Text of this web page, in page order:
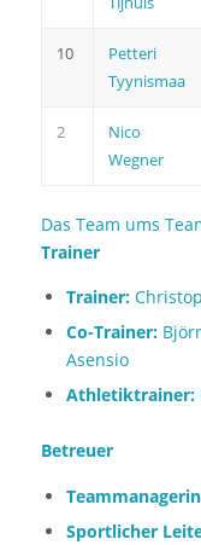
10
Petteri
Tyynismaa
2
Nico
Wegner
Das Team ums
Trainer
Trainer:
Co-Trainer:
Asensio
Athletiktrainer:
Betreuer
Sportlicher